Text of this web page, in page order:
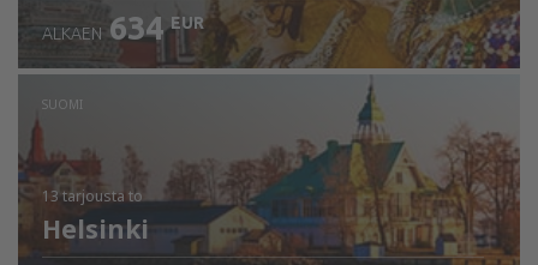
Tarkista tiedot
ALKAEN 634 EUR
SUOMI
13 tarjousta to
Helsinki